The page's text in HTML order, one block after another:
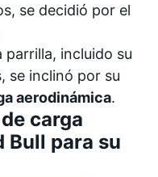
se decidió por el
incluido su
, se inclinó por su
aerodinámica.
carga
Bull para su